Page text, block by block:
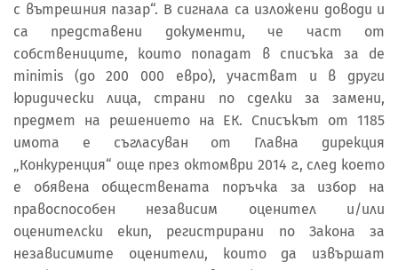
с вътрешния пазар“. В сигнала са изложени доводи и
са представени документи, че част от
собствениците, които попадат в списъка за de
minimis (до 200 000 евро), участват и в други
юридически лица, страни по сделки за замени,
предмет на решението на ЕК. Списъкът от 1185
имота е съгласуван от Главна дирекция
„Конкуренция“ още през октомври 2014 г., след което
е обявена обществената поръчка за избор на
правоспособен независим оценител и/или
оценителски екип, регистрирани по Закона за
независимите оценители, които да извършат